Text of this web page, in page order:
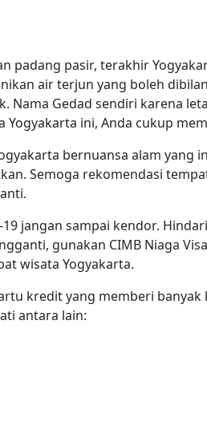
padang pasir, terakhir
air terjun yang boleh
Gedad sendiri karena
ini, Anda cukup
bernuansa alam yang
Semoga rekomendasi
jangan sampai kendor.
gunakan CIMB Niaga
wisata Yogyakarta.
kredit yang memberi
antara lain: